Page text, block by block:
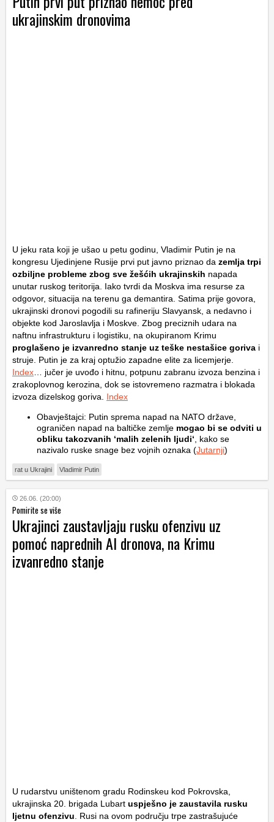
ukrajinskim dronovima
U jeku rata koji je ušao u petu godinu, Vladimir Putin je na
kongresu Ujedinjene Rusije prvi put javno priznao da zemlja trpi
ozbiljne probleme zbog sve žešćih ukrajinskih napada
unutar ruskog teritorija. Iako tvrdi da Moskva ima resurse za
odgovor, situacija na terenu ga demantira. Satima prije govora,
ukrajinski dronovi pogodili su rafineriju Slavyansk, a nedavno i
objekte kod Jaroslavlja i Moskve. Zbog preciznih udara na
naftnu infrastrukturu i logistiku, na okupiranom Krimu
proglašeno je izvanredno stanje uz teške nestašice goriva i
struje. Putin je za kraj optužio zapadne elite za licemjerje.
Index … jučer je uvođo i hitnu, potpunu zabranu izvoza benzina i
zrakoplovnog kerozina, dok se istovremeno razmatra i blokada
izvoza dizelskog goriva. Index
Obavještajci: Putin sprema napad na NATO države,
ograničen napad na baltičke zemlje mogao bi se odviti u
obliku takozvanih ‘malih zelenih ljudi‘ , kako se
nazivalo ruske snage bez vojnih oznaka (Jutarnji)
rat u Ukrajini Vladimir Putin
26.06. (20:00)
Pomirite se više
Ukrajinci zaustavljaju rusku ofenzivu uz
pomoć naprednih AI dronova, na Krimu
izvanredno stanje
U rudarstvu uništenom gradu Rodinskeu kod Pokrovska,
ukrajinska 20. brigada Lubart uspješno je zaustavila rusku
ljetnu ofenzivu . Rusi na ovom području trpe zastrašujuće